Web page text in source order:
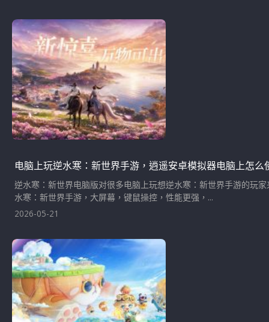
电脑上玩逆水寒：新世界手游，逍遥安卓模拟器电脑上怎么
逆水寒：新世界电脑版对很多电脑上玩想逆水寒：新世界手游的玩
水寒：新世界手游，大屏幕，键鼠操控，性能更强，...
2026-05-21